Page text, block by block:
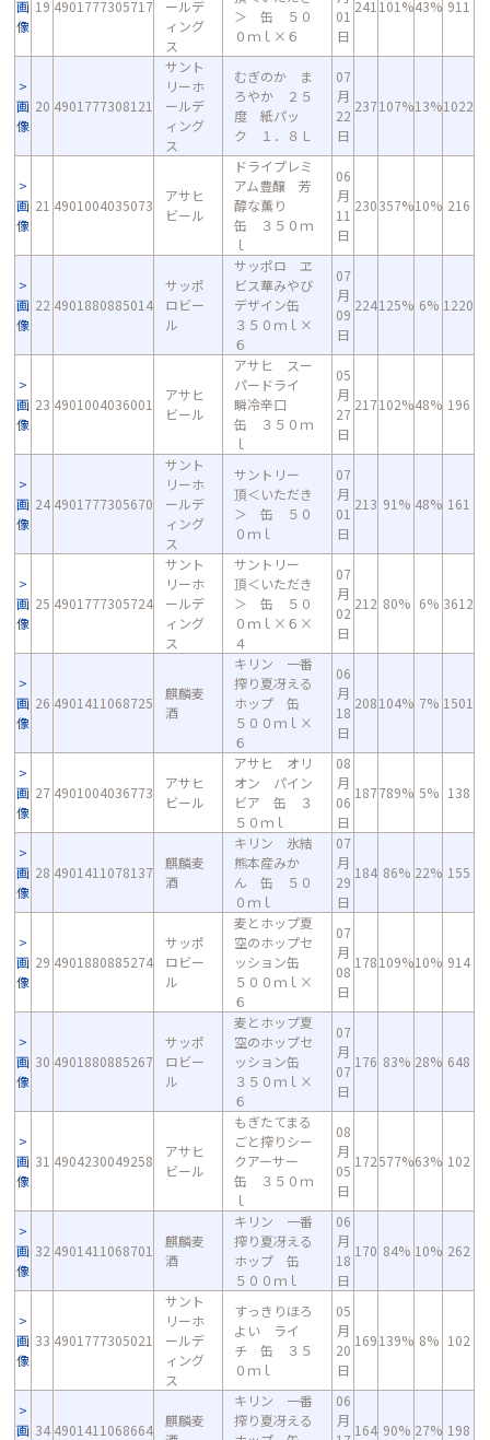
画
像
19 4901777305717
ールデ
ィング
ス
＞ 缶 ５０
０ｍｌ×６
01
日
241 101%43% 911
画
像
20 4901777308121
サント
リーホ
ールデ
ィング
ス
むぎのか ま
ろやか ２５
度 紙パッ
ク １．８Ｌ
07
月
22
日
237107%13%1022
画
像
21 4901004035073
アサヒ
ビール
ドライプレミ
アム豊醸 芳
醇な薫り
缶 ３５０ｍ
ｌ
06
月
11
日
230357%10% 216
画
像
22 4901880885014
サッポ
ロビー
ル
サッポロ ヱ
ビス華みやび
デザイン缶
３５０ｍｌ×
６
07
月
09
日
224125% 6% 1220
画
像
23 4901004036001
アサヒ
ビール
アサヒ スー
パードライ
瞬冷辛口
缶 ３５０ｍ
ｌ
05
月
27
日
217102%48% 196
画
像
24 4901777305670
サント
リーホ
ールデ
ィング
ス
サントリー
頂＜いただき
＞ 缶 ５０
０ｍｌ
07
月
01
日
213 91% 48% 161
画
像
25 4901777305724
サント
リーホ
ールデ
ィング
ス
サントリー
頂＜いただき
＞ 缶 ５０
０ｍｌ×６×
４
07
月
02
日
212 80% 6% 3612
画
像
26 4901411068725
麒麟麦
酒
キリン 一番
搾り夏冴える
ホップ 缶
５００ｍｌ×
６
06
月
18
日
208104% 7% 1501
画
像
27 4901004036773
アサヒ
ビール
アサヒ オリ
オン パイン
ビア 缶 ３
５０ｍｌ
08
月
06
日
187789% 5% 138
画
像
28 4901411078137
麒麟麦
酒
キリン 氷結
熊本産みか
ん 缶 ５０
０ｍｌ
07
月
29
日
184 86% 22% 155
画
像
29 4901880885274
サッポ
ロビー
ル
麦とホップ夏
空のホップセ
ッション缶
５００ｍｌ×
６
07
月
08
日
178109%10% 914
画
像
30 4901880885267
サッポ
ロビー
ル
麦とホップ夏
空のホップセ
ッション缶
３５０ｍｌ×
６
07
月
07
日
176 83% 28% 648
画
像
31 4904230049258
アサヒ
ビール
もぎたてまる
ごと搾りシー
クアーサー
缶 ３５０ｍ
ｌ
08
月
05
日
172577%63% 102
画
像
32 4901411068701
麒麟麦
酒
キリン 一番
搾り夏冴える
ホップ 缶
５００ｍｌ
06
月
18
日
170 84% 10% 262
画
像
33 4901777305021
サント
リーホ
ールデ
ィング
ス
すっきりほろ
よい ライ
チ 缶 ３５
０ｍｌ
05
月
20
日
169139% 8% 102
画 34 4901411068664
麒麟麦
キリン 一番
搾り夏冴える
06
月
164 90% 27% 198